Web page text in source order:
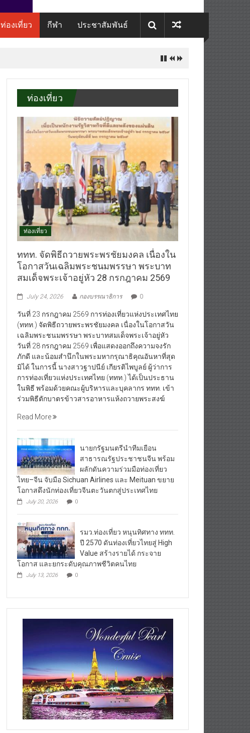
ท่องเที่ยว กีฬา ประชาสัมพันธ์
ท่องเที่ยว
ท่องเที่ยว
ททท. จัดพิธีถวายพระพรชัยมงคล เนื่องใน
โอกาสวันเฉลิมพระชนมพรรษา พระบาท
สมเด็จพระเจ้าอยู่หัว 28 กรกฎาคม 2569
July 24, 2026 กองบรรณาธิการ 0
วันที่ 23 กรกฎาคม 2569 การท่องเที่ยวแห่งประเทศไทย
(ททท.) จัดพิธีถวายพระพรชัยมงคล เนื่องในโอกาสวัน
เฉลิมพระชนมพรรษา พระบาทสมเด็จพระเจ้าอยู่หัว
วันที่ 28 กรกฎาคม 2569 เพื่อแสดงออกถึงความจงรัก
ภักดี และน้อมสำนึกในพระมหากรุณาธิคุณอันหาที่สุด
มิได้ ในการนี้ นางสาวฐาปนีย์ เกียรติไพบูลย์ ผู้ว่าการ
การท่องเที่ยวแห่งประเทศไทย (ททท.) ได้เป็นประธาน
ในพิธี พร้อมด้วยคณะผู้บริหารและบุคลากร ททท. เข้า
ร่วมพิธีตักบาตรข้าวสารอาหารแห้งถวายพระสงฆ์
Read More
นายกรัฐมนตรีนำทีมเยือน
สาธารณรัฐประชาชนจีน พร้อม
ผลักดันความร่วมมือท่องเที่ยว
ไทย–จีน จับมือ Sichuan Airlines และ Meituan ขยาย
โอกาสดึงนักท่องเที่ยวจีนตะวันตกสู่ประเทศไทย
July 20, 2026 0
รมว.ท่องเที่ยว หนุนทิศทาง ททท.
ปี 2570 ดันท่องเที่ยวไทยสู่ High
Value สร้างรายได้ กระจาย
โอกาส และยกระดับคุณภาพชีวิตคนไทย
July 13, 2026 0